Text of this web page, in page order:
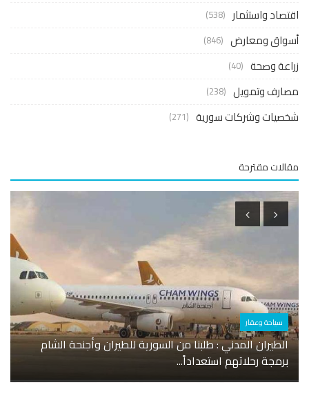
واستثمار (538)
ومعارض (846)
وصحة (40)
وتمويل (238)
وشركات سورية (271)
مقترحة
سياحة وعقار
الطيران المدني : طلبنا من السورية للطيران وأجنحة الشام
برمجة رحلاتهم استعداداً...